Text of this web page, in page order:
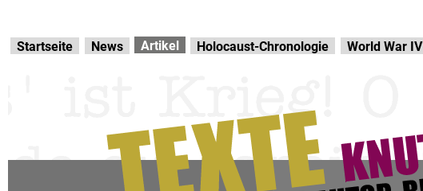
Startseite
News Artikel Holocaust-Chronologie World War IV